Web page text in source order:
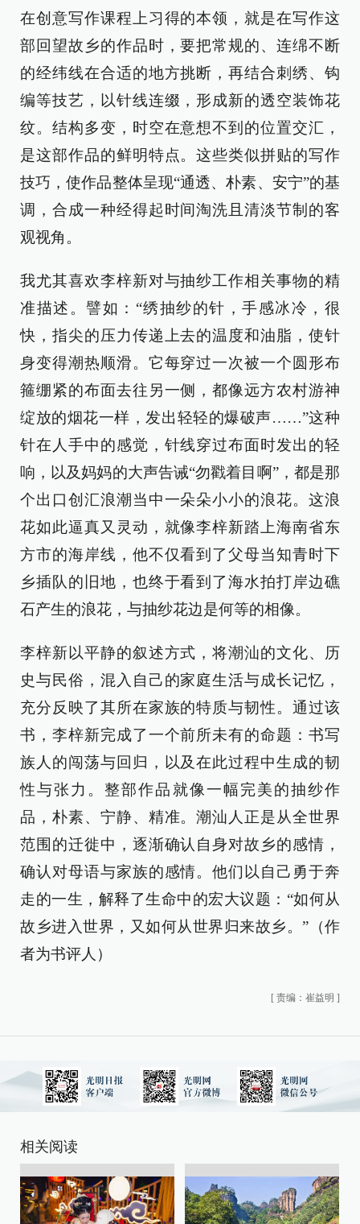
在创意写作课程上习得的本领，就是在写作这
部回望故乡的作品时，要把常规的、连绵不断
的经纬线在合适的地方挑断，再结合刺绣、钩
编等技艺，以针线连缀，形成新的透空装饰花
纹。结构多变，时空在意想不到的位置交汇，
是这部作品的鲜明特点。这些类似拼贴的写作
技巧，使作品整体呈现“通透、朴素、安宁”的基
调，合成一种经得起时间淘洗且清淡节制的客
观视角。
我尤其喜欢李梓新对与抽纱工作相关事物的精
准描述。譬如：“绣抽纱的针，手感冰冷，很
快，指尖的压力传递上去的温度和油脂，使针
身变得潮热顺滑。它每穿过一次被一个圆形布
箍绷紧的布面去往另一侧，都像远方农村游神
绽放的烟花一样，发出轻轻的爆破声……”这种
针在人手中的感觉，针线穿过布面时发出的轻
响，以及妈妈的大声告诫“勿戳着目啊”，都是那
个出口创汇浪潮当中一朵朵小小的浪花。这浪
花如此逼真又灵动，就像李梓新踏上海南省东
方市的海岸线，他不仅看到了父母当知青时下
乡插队的旧地，也终于看到了海水拍打岸边礁
石产生的浪花，与抽纱花边是何等的相像。
李梓新以平静的叙述方式，将潮汕的文化、历
史与民俗，混入自己的家庭生活与成长记忆，
充分反映了其所在家族的特质与韧性。通过该
书，李梓新完成了一个前所未有的命题：书写
族人的闯荡与回归，以及在此过程中生成的韧
性与张力。整部作品就像一幅完美的抽纱作
品，朴素、宁静、精准。潮汕人正是从全世界
范围的迁徙中，逐渐确认自身对故乡的感情，
确认对母语与家族的感情。他们以自己勇于奔
走的一生，解释了生命中的宏大议题：“如何从
故乡进入世界，又如何从世界归来故乡。”（作
者为书评人）
[ 责编：崔益明 ]
相关阅读